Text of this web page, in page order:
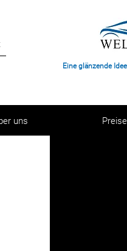
Eine glänzende
uns Preise